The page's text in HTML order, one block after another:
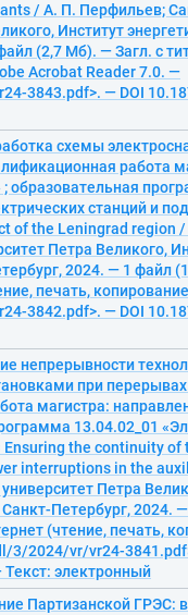
/ А. П. Перфильев;
Институт
(2,7 Мб). — Загл. с
Acrobat Reader 7.0. —
3843.pdf>. — DOI
схемы
работа
образовательная
станций и
of the Leningrad region
Петра Великого,
2024. — 1 файл
печать,
3842.pdf>. — DOI
непрерывности
при
магистра:
13.04.02_01
Ensuring the continuity
interruptions in the
Петра
Петербург, 2024.
(чтение, печать,
3/2024/vr/vr24-
электронный
Партизанской ГРЭС: